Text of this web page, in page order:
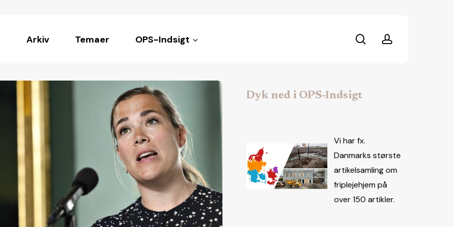
Arkiv Temaer OPS-Indsigt searchaccount
Dyk ned i OPS-Indsigt
Vi har fx.
Danmarks største
artikelsamling om
friplejehjem på
over 150 artikler.